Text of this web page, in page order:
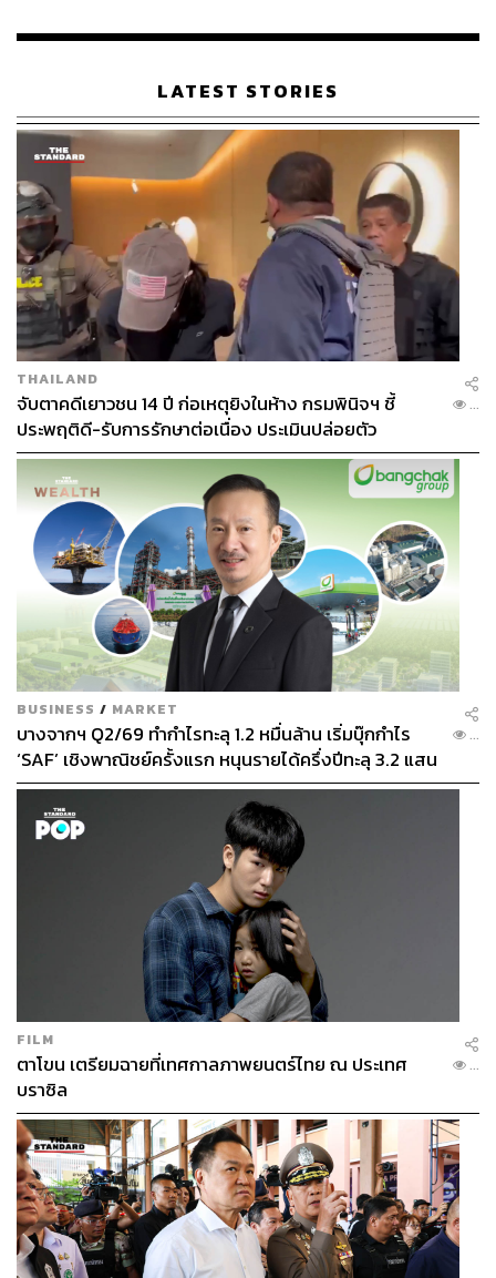
ABOUT THE PHOTOGRAPHER
บรรณาธิการภาพ ประจำสำนักข่าว THE
STANDARD
เรือนไทยที่ถูกซุกไว้
LATEST STORIES
THAILAND
จับตาคดีเยาวชน 14 ปี ก่อเหตุยิงในห้าง กรมพินิจฯ ชี้
ประพฤติดี-รับการรักษาต่อเนื่อง ประเมินปล่อยตัว
...
BUSINESS / MARKET
บางจากฯ Q2/69 ทำกำไรทะลุ 1.2 หมื่นล้าน เริ่มบุ๊กกำไร
‘SAF’ เชิงพาณิชย์ครั้งแรก หนุนรายได้ครึ่งปีทะลุ 3.2 แสน
ล้าน
...
FILM
ตาโขน เตรียมฉายที่เทศกาลภาพยนตร์ไทย ณ ประเทศ
บราซิล
...